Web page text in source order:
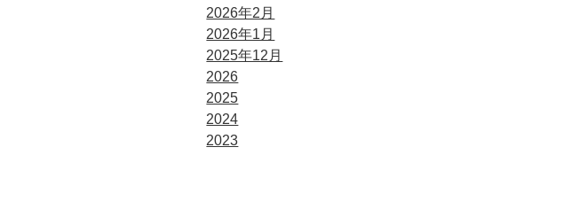
2026年2月
2026年1月
2025年12月
2026
2025
2024
2023